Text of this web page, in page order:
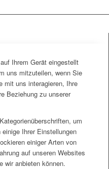
Ihrem Gerät eingestellt
uns mitzuteilen, wenn Sie
mit uns interagieren, Ihre
Beziehung zu unserer
um
Ihrer Einstellungen
einiger Arten von
auf unseren Websites
wir anbieten können.